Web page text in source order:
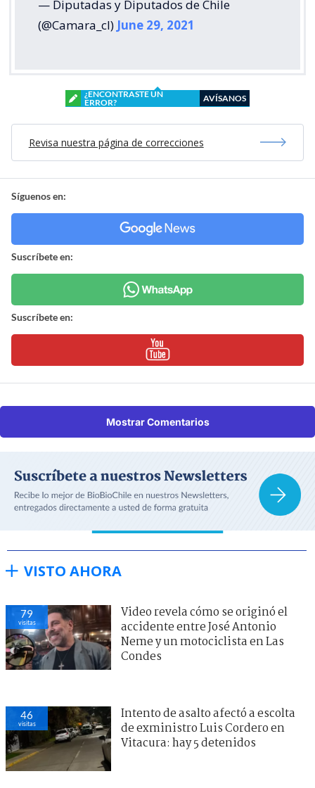
— Diputadas y Diputados de Chile
(@Camara_cl) June 29, 2021
¿ENCONTRASTE UN
ERROR?
AVÍSANOS
Revisa nuestra página de correcciones
Síguenos en:
Suscríbete en:
Suscríbete en:
Mostrar Comentarios
VISTO AHORA
79
visitas
Video revela cómo se originó el
accidente entre José Antonio
Neme y un motociclista en Las
Condes
46
visitas
Intento de asalto afectó a escolta
de exministro Luis Cordero en
Vitacura: hay 5 detenidos